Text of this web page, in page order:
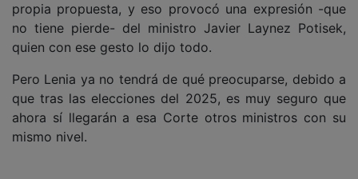
propia propuesta, y eso provocó una expresión -que
no tiene pierde- del ministro Javier Laynez Potisek,
quien con ese gesto lo dijo todo.
Pero Lenia ya no tendrá de qué preocuparse, debido a
que tras las elecciones del 2025, es muy seguro que
ahora sí llegarán a esa Corte otros ministros con su
mismo nivel.